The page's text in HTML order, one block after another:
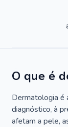
O que é
Dermatologia é
diagnóstico, à
afetam a pele,